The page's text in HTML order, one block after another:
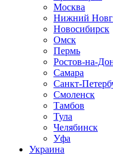
Москва
Нижний
Новосибирск
Омск
Пермь
Ростов-на-
Самара
Санкт-
Смоленск
Тамбов
Тула
Челябинск
Уфа
Украина